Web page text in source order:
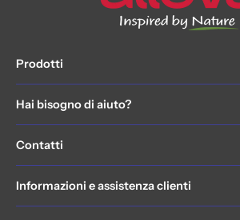
Prodotti
Hai bisogno di aiuto?
Contatti
Informazioni e assistenza clienti